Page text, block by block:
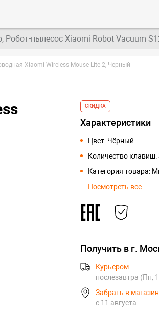
Робот-пылесос Xiaomi Robot Vacuum
Xiaomi Wireless Mouse Lite 2, Черный
СКИДКА
Характеристики
Цвет: Чёрный
Количество клавиш:
Категория товара:
Посмотреть все
Получить в г.
Курьером
послезавтра (Пн,
Забрать в
с 11 августа